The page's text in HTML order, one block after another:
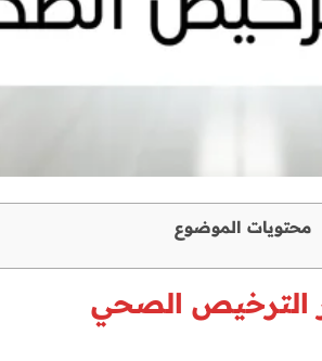
محتويات الموضوع
الترخيص الصحي